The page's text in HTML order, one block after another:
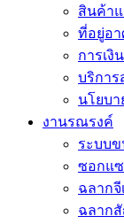
สินค้า
ที่อยู่อา
การเงิ
บริการ
นโยบ
งานรณรงค์
ระบบ
ซอกแซ
ฉลากจี
ฉลาก